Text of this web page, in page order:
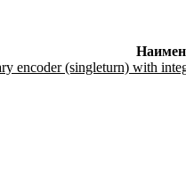
encoder (singleturn) with